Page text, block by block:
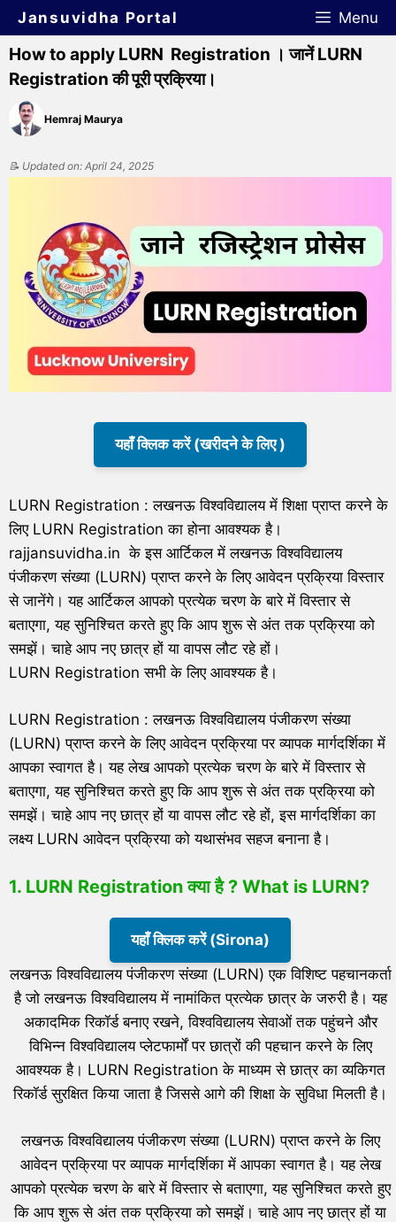
Jansuvidha Portal Menu
How to apply LURN Registration । जानें LURN
Registration की पूरी प्रक्रिया।
Hemraj Maurya
📝 Updated on: April 24, 2025
यहाँ क्लिक करें (खरीदने के लिए )
LURN Registration : लखनऊ विश्वविद्यालय में शिक्षा प्राप्त करने के
लिए LURN Registration का होना आवश्यक है।
rajjansuvidha.in के इस आर्टिकल में लखनऊ विश्वविद्यालय
पंजीकरण संख्या (LURN) प्राप्त करने के लिए आवेदन प्रक्रिया विस्तार
से जानेंगे। यह आर्टिकल आपको प्रत्येक चरण के बारे में विस्तार से
बताएगा, यह सुनिश्चित करते हुए कि आप शुरू से अंत तक प्रक्रिया को
समझें। चाहे आप नए छात्र हों या वापस लौट रहे हों।
LURN Registration सभी के लिए आवश्यक है।
LURN Registration : लखनऊ विश्वविद्यालय पंजीकरण संख्या
(LURN) प्राप्त करने के लिए आवेदन प्रक्रिया पर व्यापक मार्गदर्शिका में
आपका स्वागत है। यह लेख आपको प्रत्येक चरण के बारे में विस्तार से
बताएगा, यह सुनिश्चित करते हुए कि आप शुरू से अंत तक प्रक्रिया को
समझें। चाहे आप नए छात्र हों या वापस लौट रहे हों, इस मार्गदर्शिका का
लक्ष्य LURN आवेदन प्रक्रिया को यथासंभव सहज बनाना है।
1. LURN Registration क्या है ? What is LURN?
यहाँ क्लिक करें (Sirona)
लखनऊ विश्वविद्यालय पंजीकरण संख्या (LURN) एक विशिष्ट पहचानकर्ता
है जो लखनऊ विश्वविद्यालय में नामांकित प्रत्येक छात्र के जरुरी है। यह
अकादमिक रिकॉर्ड बनाए रखने, विश्वविद्यालय सेवाओं तक पहुंचने और
विभिन्न विश्वविद्यालय प्लेटफार्मों पर छात्रों की पहचान करने के लिए
आवश्यक है। LURN Registration के माध्यम से छात्र का व्यकिगत
रिकॉर्ड सुरक्षित किया जाता है जिससे आगे की शिक्षा के सुविधा मिलती है।
लखनऊ विश्वविद्यालय पंजीकरण संख्या (LURN) प्राप्त करने के लिए
आवेदन प्रक्रिया पर व्यापक मार्गदर्शिका में आपका स्वागत है। यह लेख
आपको प्रत्येक चरण के बारे में विस्तार से बताएगा, यह सुनिश्चित करते हुए
कि आप शुरू से अंत तक प्रक्रिया को समझें। चाहे आप नए छात्र हों या